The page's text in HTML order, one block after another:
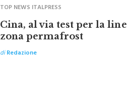
TOP NEWS ITALPRESS
Cina, al via test per la
zona permafrost
diRedazione